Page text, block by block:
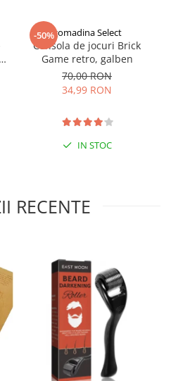
-50%gomadina Select
Consola de jocuri Brick
Game retro, galben
70,00 RON
34,99 RON
IN STOC
RECENTE